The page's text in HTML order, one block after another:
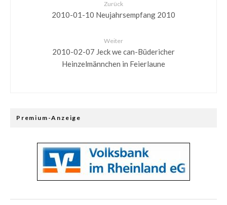
Zurück
2010-01-10 Neujahrsempfang 2010
Weiter
2010-02-07 Jeck we can-Büdericher
Heinzelmännchen in Feierlaune
Premium-Anzeige